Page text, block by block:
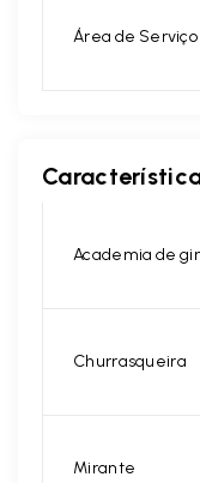
Área de Serviço
Academia de
Churrasqueira
Mirante